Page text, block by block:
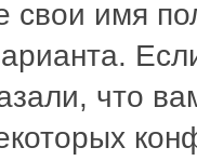
свои имя
что